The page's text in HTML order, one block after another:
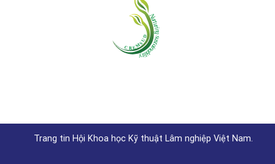
Trang tin Hội Khoa học Kỹ thuật Lâm nghiệp Việt Nam.